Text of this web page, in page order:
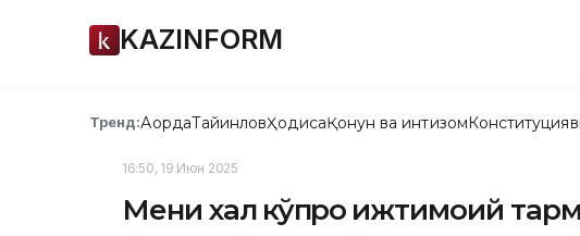
KAZINFORM
Тренд:АқордаТайинловҲодисаҚонун ва интизом
16:50, 19 Июн 2025
Мени халқ кўпроқ ижтимоий